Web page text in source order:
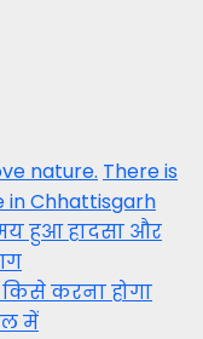
nature. There is
in Chhattisgarh
हुआ हादसा और
करना होगा
में